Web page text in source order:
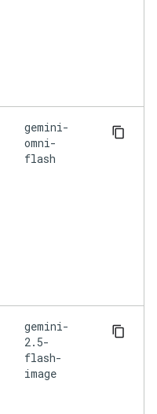
gemini-
omni-
flash
gemini-
2.5-
flash-
image